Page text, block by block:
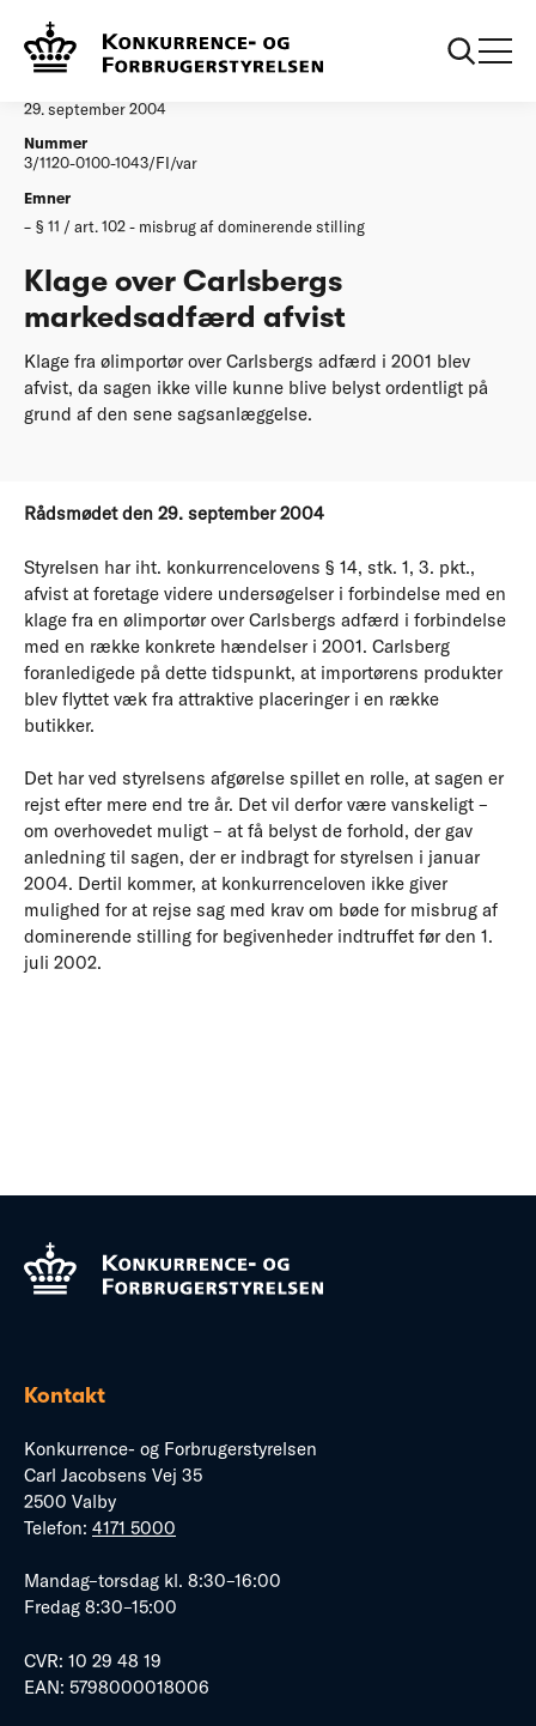
Afgørelser
29. september 2004
Nummer
3/1120-0100-1043/FI/var
Emner
§ 11 / art. 102 - misbrug af dominerende stilling
Klage over Carlsbergs
markedsadfærd afvist
Klage fra ølimportør over Carlsbergs adfærd i 2001 blev
afvist, da sagen ikke ville kunne blive belyst ordentligt på
grund af den sene sagsanlæggelse.
Rådsmødet den 29. september 2004
Styrelsen har iht. konkurrencelovens § 14, stk. 1, 3. pkt.,
afvist at foretage videre undersøgelser i forbindelse med en
klage fra en ølimportør over Carlsbergs adfærd i forbindelse
med en række konkrete hændelser i 2001. Carlsberg
foranledigede på dette tidspunkt, at importørens produkter
blev flyttet væk fra attraktive placeringer i en række
butikker.
Det har ved styrelsens afgørelse spillet en rolle, at sagen er
rejst efter mere end tre år. Det vil derfor være vanskeligt –
om overhovedet muligt – at få belyst de forhold, der gav
anledning til sagen, der er indbragt for styrelsen i januar
2004. Dertil kommer, at konkurrenceloven ikke giver
mulighed for at rejse sag med krav om bøde for misbrug af
dominerende stilling for begivenheder indtruffet før den 1.
juli 2002.
Kontakt
Konkurrence- og Forbrugerstyrelsen
Carl Jacobsens Vej 35
2500 Valby
Telefon: 4171 5000
Mandag–torsdag kl. 8:30–16:00
Fredag 8:30–15:00
CVR: 10 29 48 19
EAN: 5798000018006